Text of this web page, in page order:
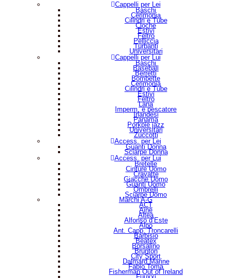
Cappelli per Lei
Baschi
Cerimonia
Cilindri e Tube
Cloche
Estivi
Feltro
Pelliccia
Turbanti
Universitari
Cappelli per Lui
Baschi
Baseball
Berretti
Bombette
Cerimonia
Cilindri e Tube
Estivi
Feltro
Lana
Imperm. e pescatore
Irlandesi
Panama
Porkpie jazz
Universitari
Zuccotti
Access. per Lei
Guanti Donna
Sciarpe Donna
Access. per Lui
Bretelle
Cinture Uomo
Cravatte
Giacche Uomo
Guanti Uomo
Ombrelli
Sciarpe Uomo
Marchi A-G
ACT
Aine
Altea
Alfonso d’Este
Alpo
Ant. Capp. Troncarelli
Barbisio
Beatex
Borsalino
Brunton
City Sport
Dalmard Marine
Fabio Toma
Fisherman Out of Ireland